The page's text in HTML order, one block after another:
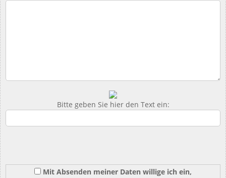
Bitte geben Sie hier den Text ein:
Mit Absenden meiner Daten willige ich ein,